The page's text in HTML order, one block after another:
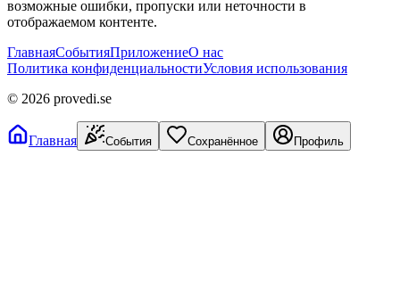
возможные ошибки, пропуски или неточности в
отображаемом контенте.
ГлавнаяСобытияПриложениеО нас
Политика конфиденциальностиУсловия использования
© 2026 provedi.se
Главная События Сохранённое Профиль